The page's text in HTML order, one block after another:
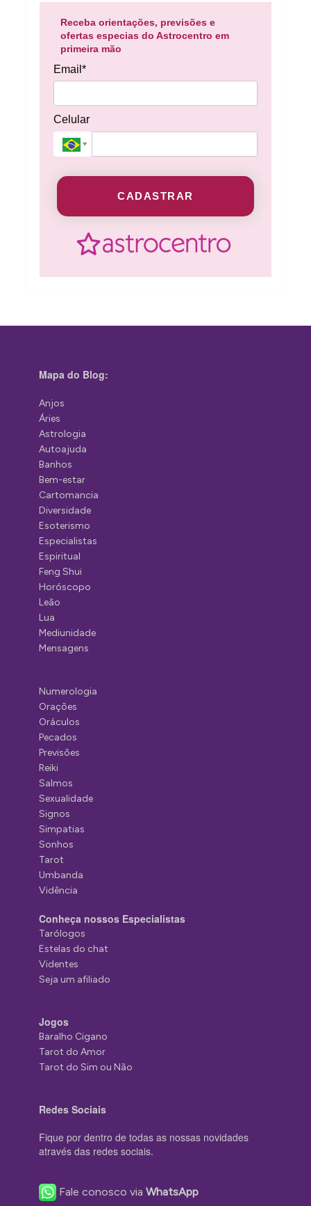
Receba orientações, previsões e
ofertas especias do Astrocentro em
primeira mão
Email*
Celular
CADASTRAR
Mapa do Blog:
Anjos
Áries
Astrologia
Autoajuda
Banhos
Bem-estar
Cartomancia
Diversidade
Esoterismo
Especialistas
Espiritual
Feng Shui
Horóscopo
Leão
Lua
Mediunidade
Mensagens
Numerologia
Orações
Oráculos
Pecados
Previsões
Reiki
Salmos
Sexualidade
Signos
Simpatias
Sonhos
Tarot
Umbanda
Vidência
Conheça nossos Especialistas
Tarólogos
Estelas do chat
Videntes
Seja um afiliado
Jogos
Baralho Cigano
Tarot do Amor
Tarot do Sim ou Não
Redes Sociais
Fique por dentro de todas as nossas novidades
através das redes sociais.
Fale conosco viaWhatsApp